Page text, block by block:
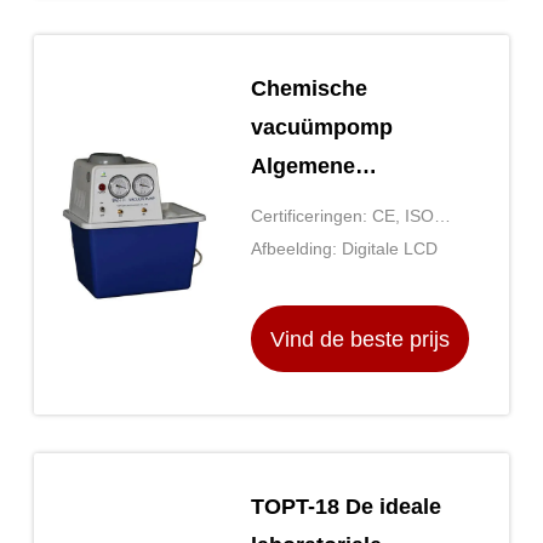
Chemische
vacuümpomp
Algemene
laboratoriumapparatuur
Chemie
Certificeringen: CE, ISO
9001
Afbeelding: Digitale LCD
Vind de beste prijs
TOPT-18 De ideale